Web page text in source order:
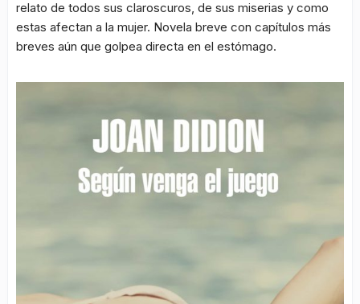
relato de todos sus claroscuros, de sus miserias y como
estas afectan a la mujer. Novela breve con capítulos más
breves aún que golpea directa en el estómago.